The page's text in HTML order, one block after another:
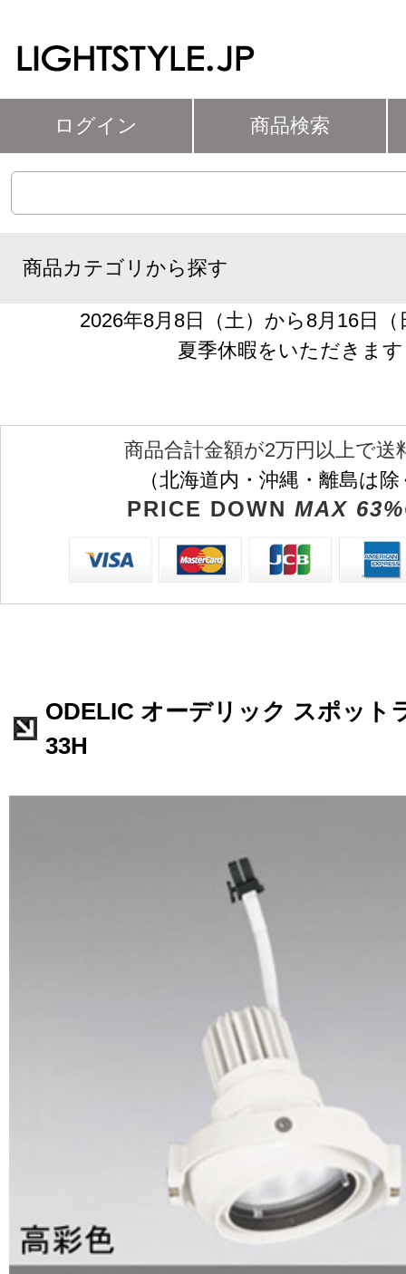
ログイン 商品検索
商品カテゴリから探す
2026年8月8日（土）から8月16日
夏季休暇をいただきます
商品合計金額が2万円以上で送
（北海道内・沖縄・離島は
PRICE DOWN MAX
ODELIC オーデリック スポット
33H